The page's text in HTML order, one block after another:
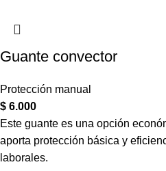
Guante convector
Protección manual
$ 6.000
Este guante es una opción
aporta protección básica y
laborales.